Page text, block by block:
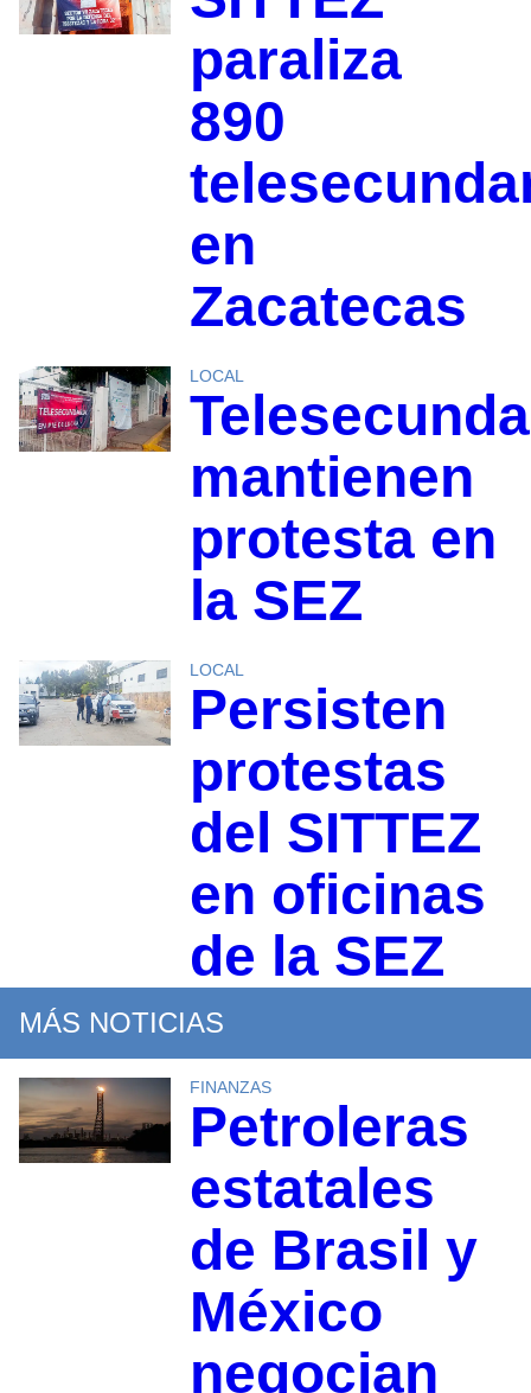
paraliza
890
en
Zacatecas
LOCAL
mantienen
protesta en
la SEZ
LOCAL
Persisten
protestas
del SITTEZ
en oficinas
de la SEZ
MÁS NOTICIAS
FINANZAS
Petroleras
estatales
de Brasil y
México
negocian